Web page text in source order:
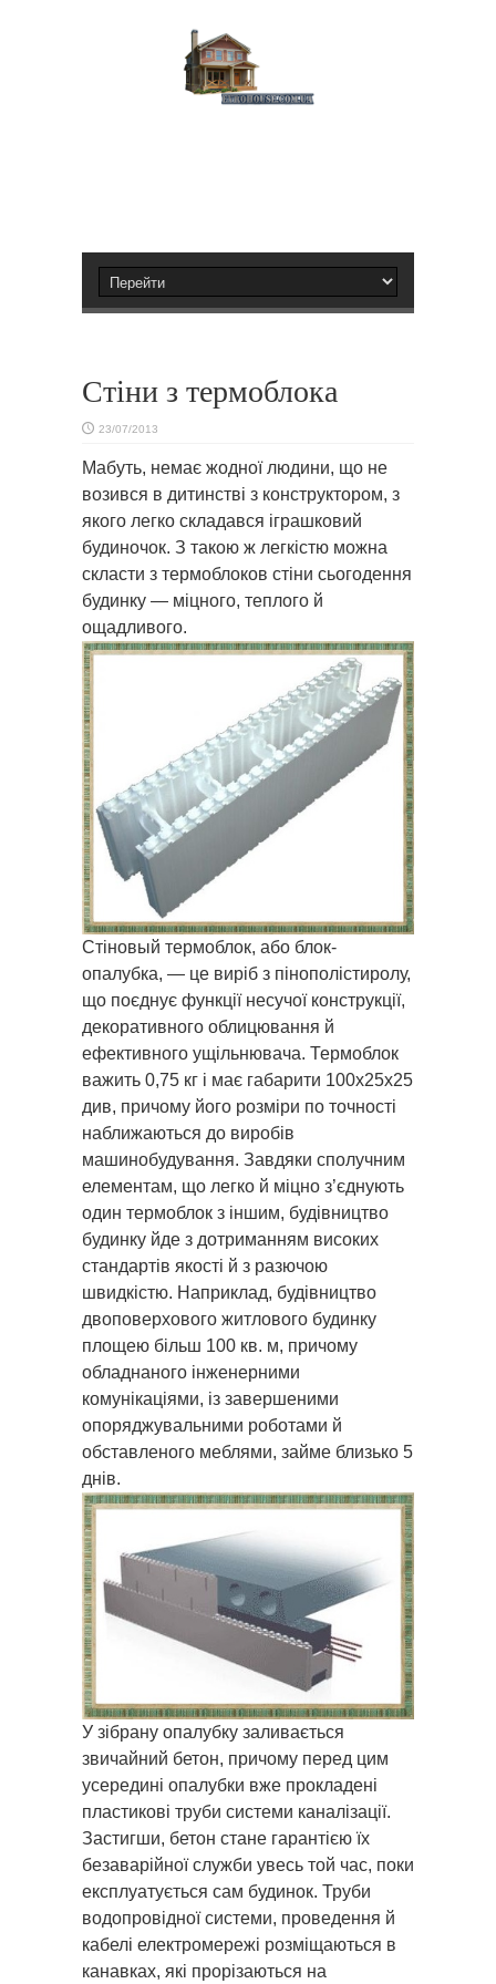
Стіни з термоблока
23/07/2013
Мабуть, немає жодної людини, що не
возився в дитинстві з конструктором, з
якого легко складався іграшковий
будиночок. З такою ж легкістю можна
скласти з термоблоков стіни сьогодення
будинку — міцного, теплого й
ощадливого.
Стіновый термоблок, або блок-
опалубка, — це виріб з пінополістиролу,
що поєднує функції несучої конструкції,
декоративного облицювання й
ефективного ущільнювача. Термоблок
важить 0,75 кг і має габарити 100х25х25
див, причому його розміри по точності
наближаються до виробів
машинобудування. Завдяки сполучним
елементам, що легко й міцно з’єднують
один термоблок з іншим, будівництво
будинку йде з дотриманням високих
стандартів якості й з разючою
швидкістю. Наприклад, будівництво
двоповерхового житлового будинку
площею більш 100 кв. м, причому
обладнаного інженерними
комунікаціями, із завершеними
опоряджувальними роботами й
обставленого меблями, займе близько 5
днів.
У зібрану опалубку заливається
звичайний бетон, причому перед цим
усередині опалубки вже прокладені
пластикові труби системи каналізації.
Застигши, бетон стане гарантією їх
безаварійної служби увесь той час, поки
експлуатується сам будинок. Труби
водопровідної системи, проведення й
кабелі електромережі розміщаються в
канавках, які прорізаються на